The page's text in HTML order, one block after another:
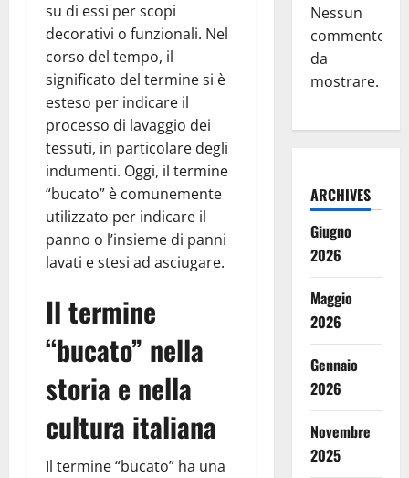
su di essi per scopi
decorativi o funzionali. Nel
corso del tempo, il
significato del termine si è
esteso per indicare il
processo di lavaggio dei
tessuti, in particolare degli
indumenti. Oggi, il termine
“bucato” è comunemente
utilizzato per indicare il
panno o l’insieme di panni
lavati e stesi ad asciugare.
Il termine
“bucato” nella
storia e nella
cultura italiana
Il termine “bucato” ha una
Nessun
commento
da
mostrare.
ARCHIVES
Giugno
2026
Maggio
2026
Gennaio
2026
Novembre
2025